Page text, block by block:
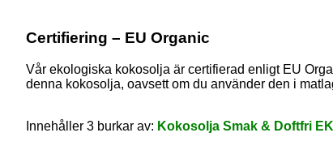
Certifiering – EU Organic
Vår ekologiska kokosolja är certifierad enligt EU
denna kokosolja, oavsett om du använder den i
Innehåller 3 burkar av: Kokosolja Smak & Doftfri